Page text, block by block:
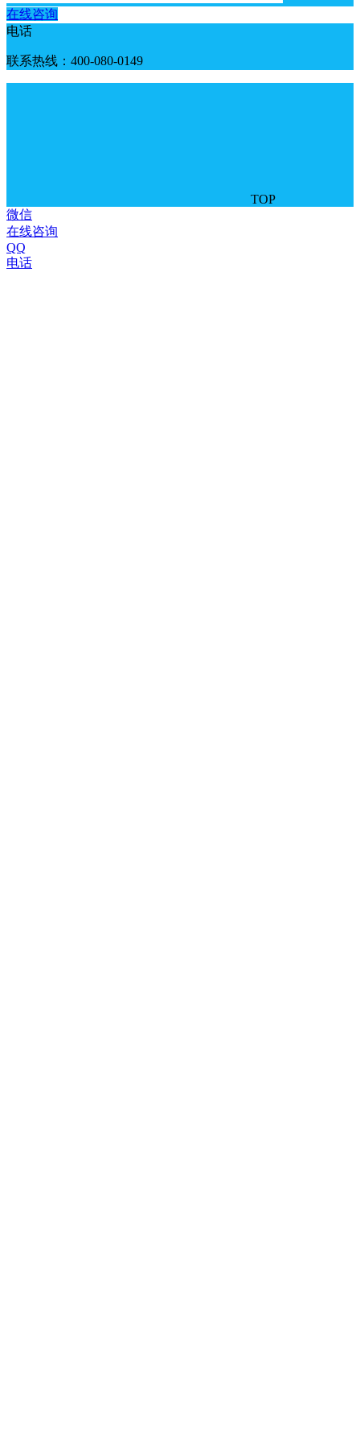
在线咨询
电话
联系热线：400-080-0149
TOP
微信
在线咨询
QQ
电话